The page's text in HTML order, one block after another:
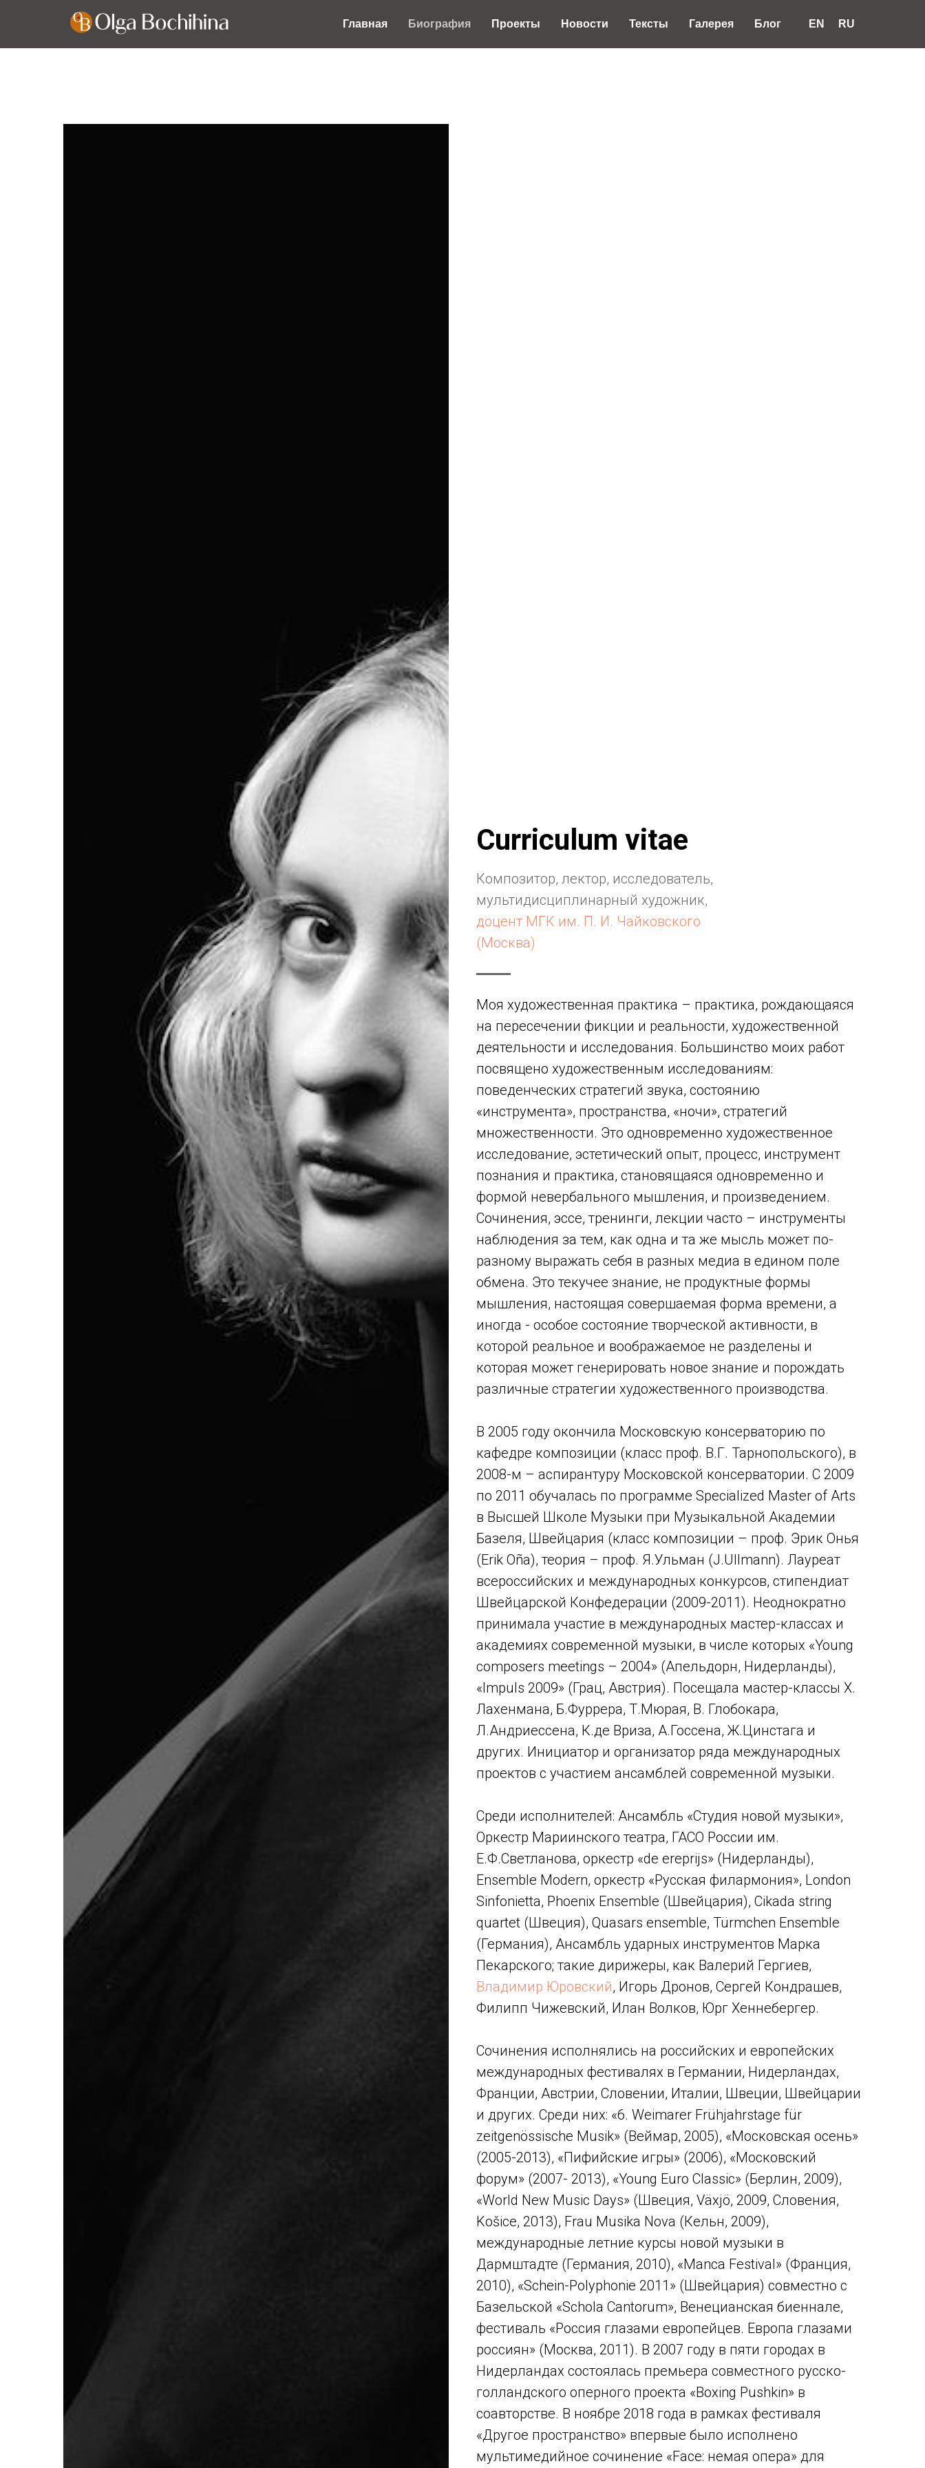
Главная Биография Проекты Новости Тексты Галерея Блог EN RU
Curriculum vitae
Композитор, лектор, исследователь,
мультидисциплинарный художник,
доцент МГК им. П. И. Чайковского
(Москва)
Моя художественная практика – практика, рождающаяся
на пересечении фикции и реальности, художественной
деятельности и исследования. Большинство моих работ
посвящено художественным исследованиям:
поведенческих стратегий звука, состоянию
«инструмента», пространства, «ночи», стратегий
множественности. Это одновременно художественное
исследование, эстетический опыт, процесс, инструмент
познания и практика, становящаяся одновременно и
формой невербального мышления, и произведением.
Сочинения, эссе, тренинги, лекции часто – инструменты
наблюдения за тем, как одна и та же мысль может по-
разному выражать себя в разных медиа в едином поле
обмена. Это текучее знание, не продуктные формы
мышления, настоящая совершаемая форма времени, а
иногда - особое состояние творческой активности, в
которой реальное и воображаемое не разделены и
которая может генерировать новое знание и порождать
различные стратегии художественного производства.
В 2005 году окончила Московскую консерваторию по
кафедре композиции (класс проф. В.Г. Тарнопольского), в
2008-м – аспирантуру Московской консерватории. С 2009
по 2011 обучалась по программе Specialized Master of Arts
в Высшей Школе Музыки при Музыкальной Академии
Базеля, Швейцария (класс композиции – проф. Эрик Онья
(Erik Oña), теория – проф. Я.Ульман (J.Ullmann). Лауреат
всероссийских и международных конкурсов, стипендиат
Швейцарской Конфедерации (2009-2011). Неоднократно
принимала участие в международных мастер-классах и
академиях современной музыки, в числе которых «Young
composers meetings – 2004» (Апельдорн, Нидерланды),
«Impuls 2009» (Грац, Австрия). Посещала мастер-классы Х.
Лахенмана, Б.Фуррера, Т.Мюрая, В. Глобокара,
Л.Андриессена, К.де Вриза, А.Госсена, Ж.Цинстага и
других. Инициатор и организатор ряда международных
проектов с участием ансамблей современной музыки.
Среди исполнителей: Ансамбль «Студия новой музыки»,
Оркестр Мариинского театра, ГАСО России им.
Е.Ф.Светланова, оркестр «de ereprijs» (Нидерланды),
Ensemble Modern, оркестр «Русская филармония», London
Sinfonietta, Phoenix Ensemble (Швейцария), Cikada string
quartet (Швеция), Quasars ensemble, Türmchen Ensemble
(Германия), Ансамбль ударных инструментов Марка
Пекарского; такие дирижеры, как Валерий Гергиев,
Владимир Юровский, Игорь Дронов, Сергей Кондрашев,
Филипп Чижевский, Илан Волков, Юрг Хеннебергер.
Сочинения исполнялись на российских и европейских
международных фестивалях в Германии, Нидерландах,
Франции, Австрии, Словении, Италии, Швеции, Швейцарии
и других. Среди них: «6. Weimarer Frühjahrstage für
zeitgenössische Musik» (Веймар, 2005), «Московская осень»
(2005-2013), «Пифийские игры» (2006), «Московский
форум» (2007- 2013), «Young Euro Classic» (Берлин, 2009),
«World New Music Days» (Швеция, Växjö, 2009, Словения,
Košice, 2013), Frau Musika Nova (Кельн, 2009),
международные летние курсы новой музыки в
Дармштадте (Германия, 2010), «Manca Festival» (Франция,
2010), «Schein-Polyphonie 2011» (Швейцария) совместно с
Базельской «Schola Cantorum», Венецианская биеннале,
фестиваль «Россия глазами европейцев. Европа глазами
россиян» (Москва, 2011). В 2007 году в пяти городах в
Нидерландах состоялась премьера совместного русско-
голландского оперного проекта «Boxing Pushkin» в
соавторстве. В ноябре 2018 года в рамках фестиваля
«Другое пространство» впервые было исполнено
мультимедийное сочинение «Face: немая опера» для